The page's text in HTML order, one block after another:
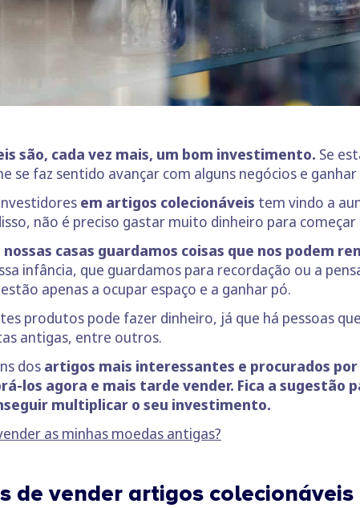
são, cada vez mais, um bom investimento. Se
se faz sentido avançar com alguns negócios e
em artigos colecionáveis tem vindo a
não é preciso gastar muito dinheiro para
casas guardamos coisas que nos podem
infância, que guardamos para recordação ou a
apenas a ocupar espaço e a ganhar pó.
produtos pode fazer dinheiro, já que há pessoas
antigas, entre outros.
dos artigos mais interessantes e procurados
los agora e mais tarde vender. Fica a sugestão
multiplicar o seu investimento.
as minhas moedas antigas?
de vender artigos colecionáveis